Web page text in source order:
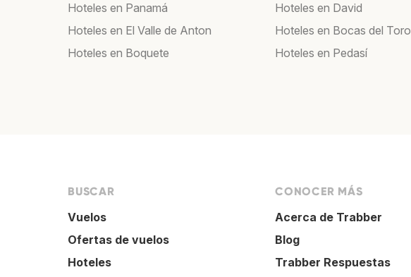
Hoteles en Panamá
Hoteles en El Valle de Anton
Hoteles en Boquete
Hoteles en David
Hoteles en Bocas del Toro
Hoteles en Pedasí
BUSCAR
Vuelos
Ofertas de vuelos
Hoteles
CONOCER MÁS
Acerca de Trabber
Blog
Trabber Respuestas